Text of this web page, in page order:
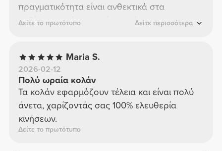
πραγματικότητα είναι ανθεκτικά στα
καθίσματα, κάτι που είναι ακόμα πιο
Δείτε το πρωτότυπο Δείτε περισσότερα
Maria S.
2026-02-12
Πολύ ωραία κολάν
Τα κολάν εφαρμόζουν τέλεια και είναι πολύ
άνετα, χαρίζοντάς σας 100% ελευθερία
κινήσεων.
Δείτε το πρωτότυπο